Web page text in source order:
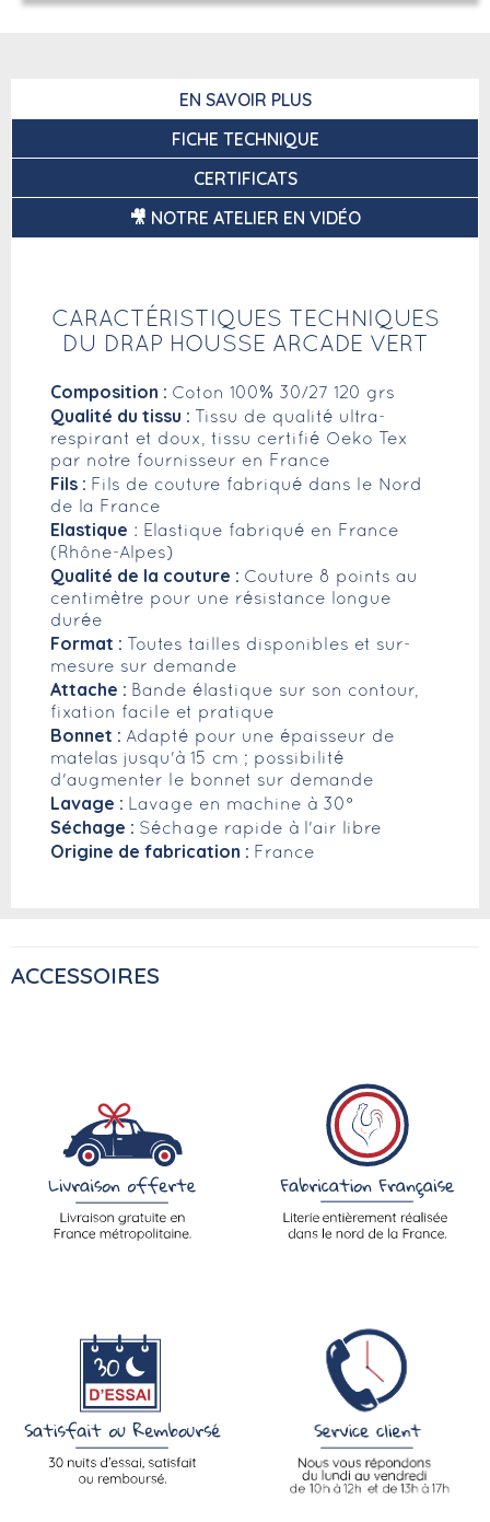
EN SAVOIR PLUS
FICHE TECHNIQUE
CERTIFICATS
🎥 NOTRE ATELIER EN VIDÉO
CARACTÉRISTIQUES TECHNIQUES
DU DRAP HOUSSE ARCADE VERT
Composition : Coton 100% 30/27 120 grs
Qualité du tissu :
Tissu de qualité ultra-
respirant et doux, tissu certifié Oeko Tex
par notre fournisseur en France
Fils : Fils de couture fabriqué dans le Nord
de la France
Elastique : Elastique fabriqué en France
(Rhône-Alpes)
Qualité de la couture : Couture 8 points au
centimètre pour une résistance longue
durée
Format :
Toutes tailles disponibles et sur-
mesure sur demande
Attache : Bande élastique sur son contour,
fixation facile et pratique
Bonnet : Adapté pour une épaisseur de
matelas jusqu'à 15 cm ; possibilité
d'augmenter le bonnet sur demande
Lavage : Lavage en machine à 30°
Séchage : Séchage rapide à l'air libre
Origine de fabrication : France
ACCESSOIRES